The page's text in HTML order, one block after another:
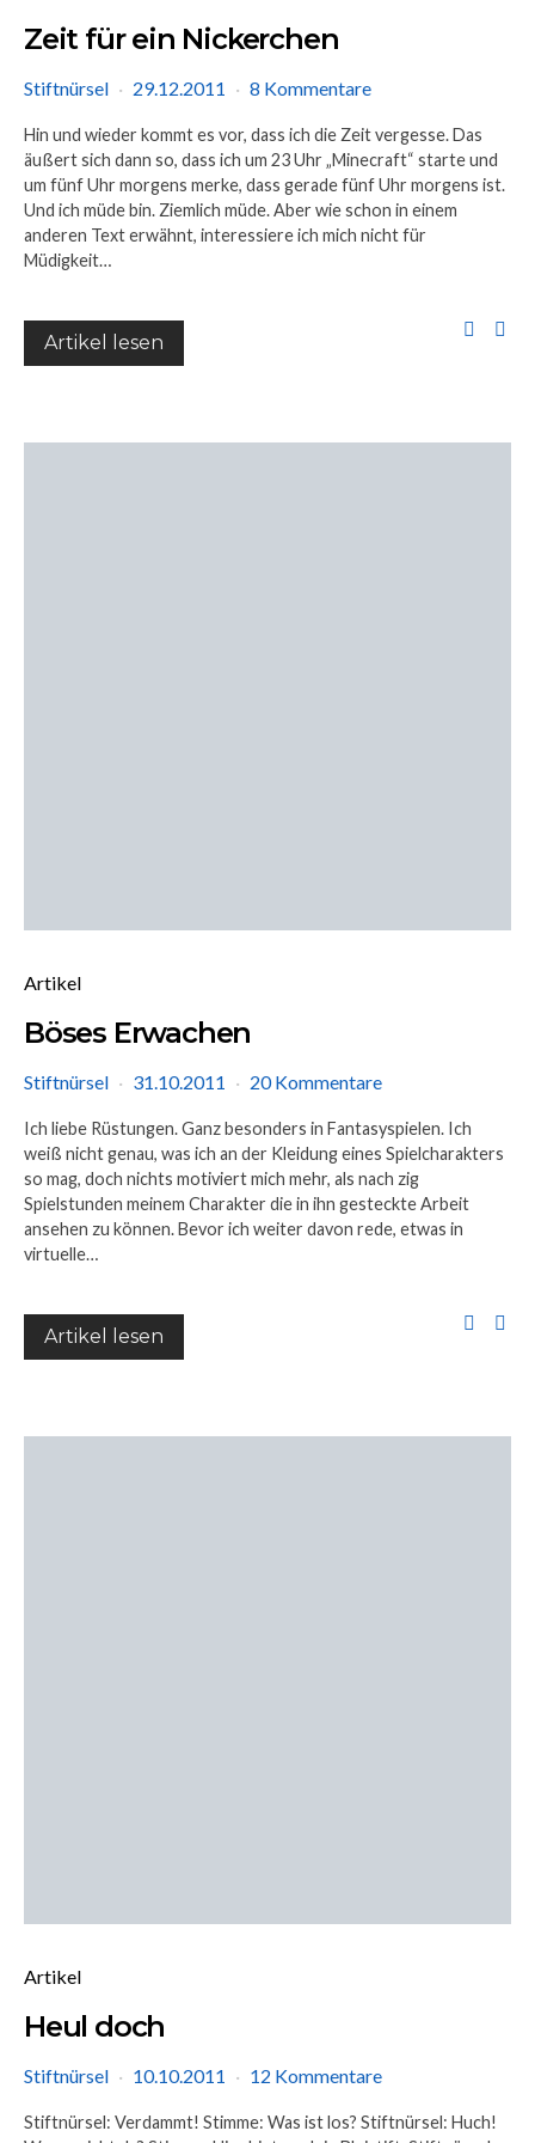
Zeit für ein Nickerchen
Stiftnürsel 29.12.2011 8 Kommentare
Hin und wieder kommt es vor, dass ich die Zeit vergesse. Das
äußert sich dann so, dass ich um 23 Uhr „Minecraft“ starte und
um fünf Uhr morgens merke, dass gerade fünf Uhr morgens ist.
Und ich müde bin. Ziemlich müde. Aber wie schon in einem
anderen Text erwähnt, interessiere ich mich nicht für
Müdigkeit…
Artikel lesen
Artikel
Böses Erwachen
Stiftnürsel 31.10.2011 20 Kommentare
Ich liebe Rüstungen. Ganz besonders in Fantasyspielen. Ich
weiß nicht genau, was ich an der Kleidung eines Spielcharakters
so mag, doch nichts motiviert mich mehr, als nach zig
Spielstunden meinem Charakter die in ihn gesteckte Arbeit
ansehen zu können. Bevor ich weiter davon rede, etwas in
virtuelle…
Artikel lesen
Artikel
Heul doch
Stiftnürsel 10.10.2011 12 Kommentare
Stiftnürsel: Verdammt! Stimme: Was ist los? Stiftnürsel: Huch!